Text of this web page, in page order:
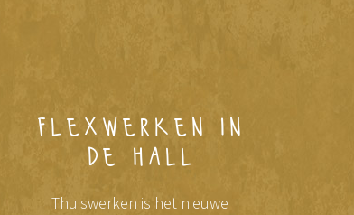
flexwerken in
de hall
Thuiswerken is het nieuwe